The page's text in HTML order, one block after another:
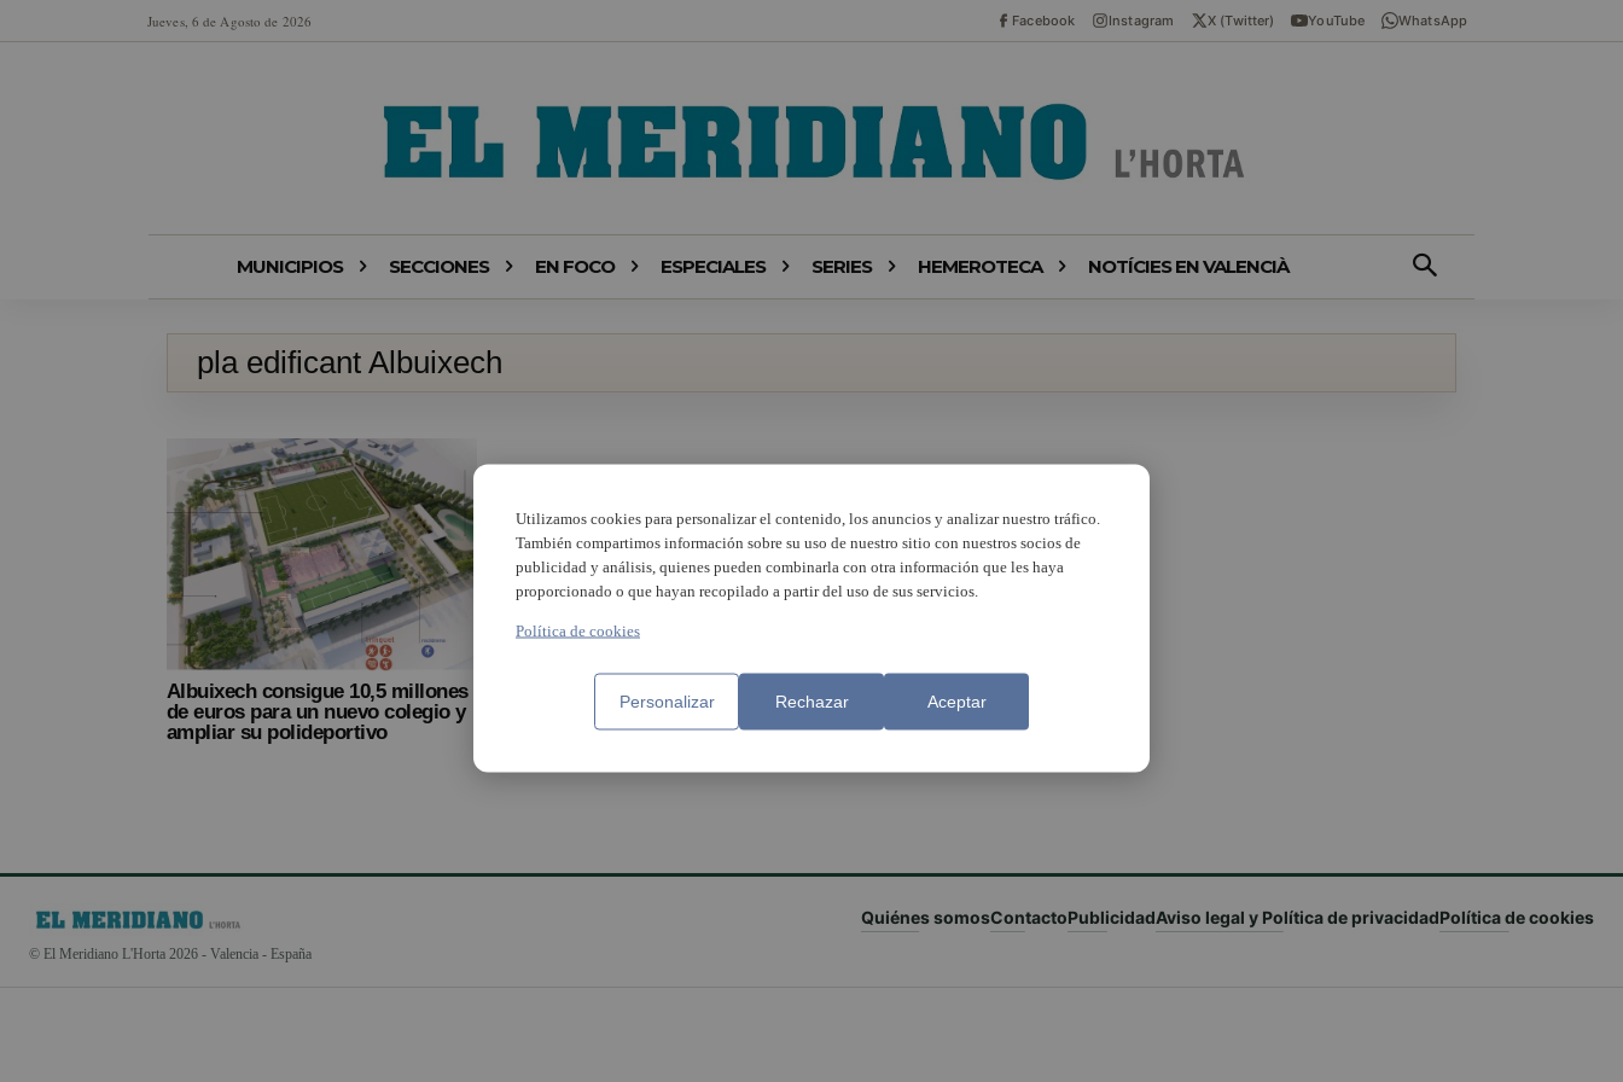
Jueves, 6 de Agosto de 2026 Facebook Instagram X (Twitter) YouTube WhatsApp
MUNICIPIOS SECCIONES EN FOCO ESPECIALES SERIES HEMEROTECA NOTÍCIES EN VALENCIÀ
pla edificant Albuixech
Albuixech consigue 10,5 millones
de euros para un nuevo colegio y
ampliar su polideportivo
© El Meridiano L'Horta 2026 - Valencia - España
Quiénes somosContactoPublicidadAviso legal y Política de privacidadPolítica de cookies
Utilizamos cookies para personalizar el contenido, los anuncios y analizar nuestro tráfico.
También compartimos información sobre su uso de nuestro sitio con nuestros socios de
publicidad y análisis, quienes pueden combinarla con otra información que les haya
proporcionado o que hayan recopilado a partir del uso de sus servicios.
Política de cookies
Personalizar Rechazar Aceptar